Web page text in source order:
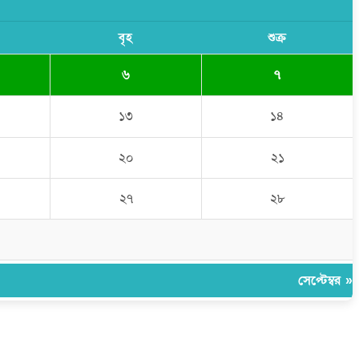
বৃহ শুক্র
৬ ৭
১৩ ১৪
২০ ২১
২৭ ২৮
সেপ্টেম্বর »